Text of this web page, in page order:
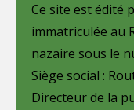
Ce site est édité
immatriculée au
nazaire sous le
Siège social :
Directeur de la